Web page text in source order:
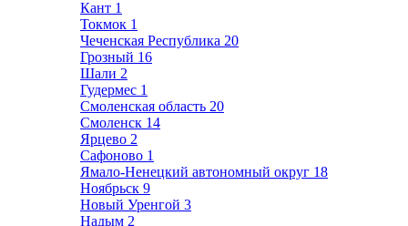
Кант 1
Токмок 1
Чеченская Республика 20
Грозный 16
Шали 2
Гудермес 1
Смоленская область 20
Смоленск 14
Ярцево 2
Сафоново 1
Ямало-Ненецкий автономный округ 18
Ноябрьск 9
Новый Уренгой 3
Надым 2